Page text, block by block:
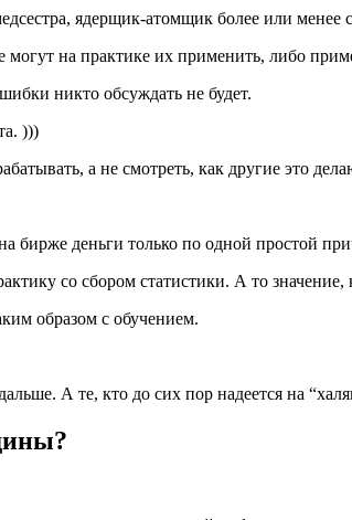
ядерщик-атомщик более или менее
могут на практике их применить, либо
никто обсуждать не будет.
)))
бирже деньги только по одной простой
со сбором статистики. А то
образом с обучением.
А те, кто до сих пор надеется на